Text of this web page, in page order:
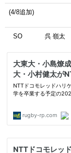
(4/8追加)
SO 呉 嶺太